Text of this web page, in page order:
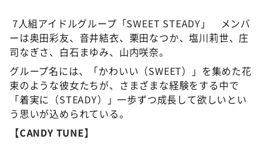
7人組アイドルグループ「SWEET STEADY」 メンバ
ーは奥田彩友、音井結衣、栗田なつか、塩川莉世、庄
司なぎさ、白石まゆみ、山内咲奈。
グループ名には、「かわいい（SWEET）」を集めた花
束のような彼女たちが、さまざまな経験をする中で
「着実に（STEADY）」一歩ずつ成長して欲しいとい
う思いが込められている。
【CANDY TUNE】